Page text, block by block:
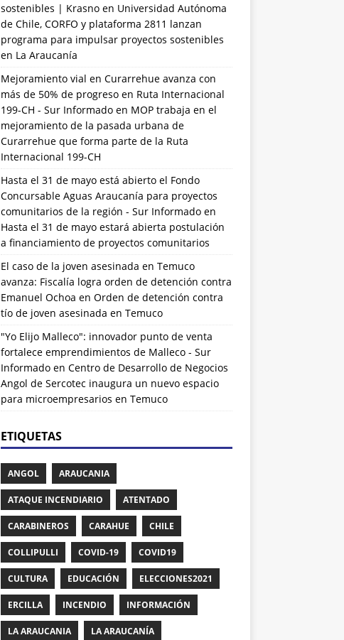
sostenibles | Krasnoen Universidad Autónoma
de Chile, CORFO y plataforma 2811 lanzan
programa para impulsar proyectos sostenibles
en La Araucanía
Mejoramiento vial en Curarrehue avanza con
más de 50% de progreso en Ruta Internacional
199-CH - Sur Informadoen MOP trabaja en el
mejoramiento de la pasada urbana de
Curarrehue que forma parte de la Ruta
Internacional 199-CH
Hasta el 31 de mayo está abierto el Fondo
Concursable Aguas Araucanía para proyectos
comunitarios de la región - Sur Informadoen
Hasta el 31 de mayo estará abierta postulación
a financiamiento de proyectos comunitarios
El caso de la joven asesinada en Temuco
avanza: Fiscalía logra orden de detención contra
Emanuel Ochoa en Orden de detención contra
tío de joven asesinada en Temuco
"Yo Elijo Malleco": innovador punto de venta
fortalece emprendimientos de Malleco - Sur
Informadoen Centro de Desarrollo de Negocios
Angol de Sercotec inaugura un nuevo espacio
para microempresarios en Temuco
ETIQUETAS
ANGOL ARAUCANIA
ATAQUE INCENDIARIO ATENTADO
CARABINEROS CARAHUE CHILE
COLLIPULLI COVID-19 COVID19
CULTURA EDUCACIÓN ELECCIONES2021
ERCILLA INCENDIO INFORMACIÓN
LA ARAUCANIA LA ARAUCANÍA